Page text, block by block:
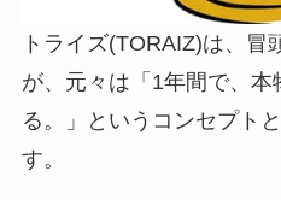
トライズ(TORAIZ)は、冒
が、元々は「1年間で、
る。」というコンセプト
す。